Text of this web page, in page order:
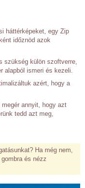
háttérképeket, egy Zip
időznöd azok
szükség külön szoftverre,
alapból ismeri és kezeli.
azért, hogy a
annyit, hogy azt
tedd azt meg,
Ha még nem,
és nézz